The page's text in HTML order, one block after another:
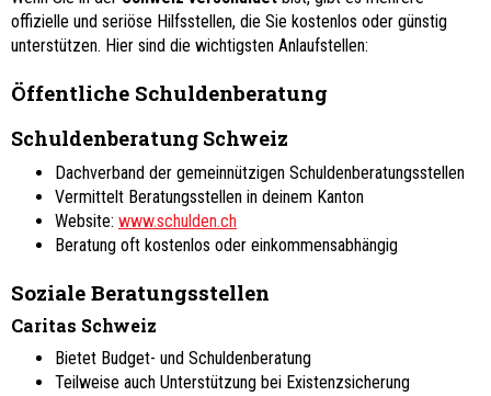
offizielle und seriöse Hilfsstellen, die Sie kostenlos oder günstig
unterstützen. Hier sind die wichtigsten Anlaufstellen:
Öffentliche Schuldenberatung
Schuldenberatung Schweiz
Dachverband der gemeinnützigen Schuldenberatungsstellen
Vermittelt Beratungsstellen in deinem Kanton
Website: www.schulden.ch
Beratung oft kostenlos oder einkommensabhängig
Soziale Beratungsstellen
Caritas Schweiz
Bietet Budget- und Schuldenberatung
Teilweise auch Unterstützung bei Existenzsicherung